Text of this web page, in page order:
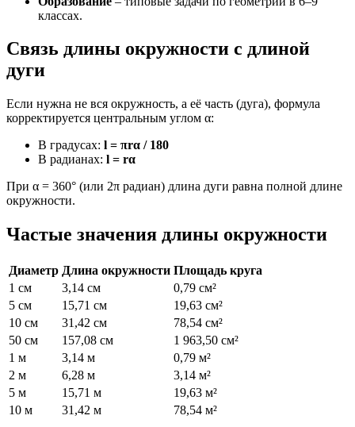
классах.
Связь длины окружности с длиной
дуги
Если нужна не вся окружность, а её часть (дуга), формула
корректируется центральным углом α:
В градусах: l = πrα / 180
В радианах: l = rα
При α = 360° (или 2π радиан) длина дуги равна полной длине
окружности.
Частые значения длины окружности
Диаметр Длина окружности Площадь круга
1 см
3,14 см
0,79 см²
5 см
15,71 см
19,63 см²
10 см
31,42 см
78,54 см²
50 см
157,08 см
1 963,50 см²
1 м
3,14 м
0,79 м²
2 м
6,28 м
3,14 м²
5 м
15,71 м
19,63 м²
10 м
31,42 м 78,54 м²